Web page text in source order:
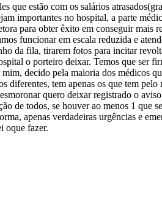
que estão com os salários
importantes no hospital, a parte
para obter êxito em conseguir
funcionar em escala reduzida e
da fila, tirarem fotos para incitar
o porteiro deixar. Temos que ser
decido pela maioria dos médicos
diferentes, tem apenas os que tem
quero deixar registrado o
de todos, se houver ao menos 1 que
apenas verdadeiras urgências e
oque fazer.